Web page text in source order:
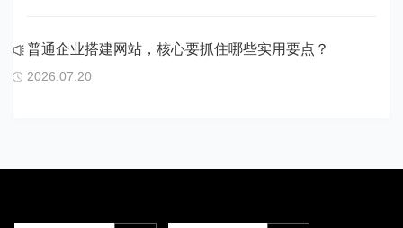
普通企业搭建网站，核心要抓住哪些实用要点？
2026.07.20